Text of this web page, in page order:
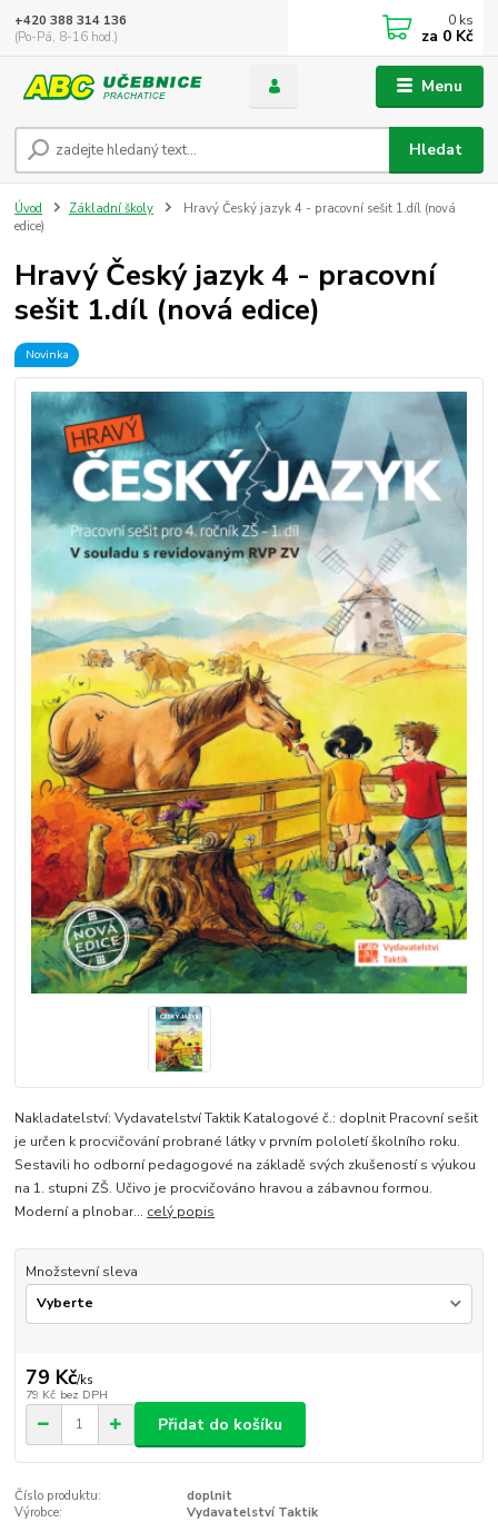
Menu
Hledat
+420 388 314 136
(Po-Pá, 8-16 hod.)
0 ks
za 0 Kč
Úvod Základní školy
Hravý Český jazyk 4 - pracovní sešit 1.díl (nová
edice)
Hravý Český jazyk 4 - pracovní
sešit 1.díl (nová edice)
Novinka
Nakladatelství: Vydavatelství Taktik Katalogové č.: doplnit Pracovní sešit
je určen k procvičování probrané látky v prvním pololetí školního roku.
Sestavili ho odborní pedagogové na základě svých zkušeností s výukou
na 1. stupni ZŠ. Učivo je procvičováno hravou a zábavnou formou.
Moderní a plnobar... celý popis
Množstevní sleva
79 Kč/ks
79 Kč bez DPH
Přidat do košíku
Číslo produktu:
doplnit
Výrobce:
Vydavatelství Taktik